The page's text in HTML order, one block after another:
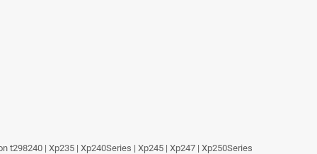
| Xp235 | Xp240Series | Xp245 | Xp247 | Xp250Series